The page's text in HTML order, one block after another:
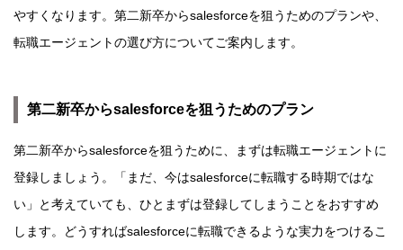
やすくなります。第二新卒からsalesforceを狙うためのプランや、
転職エージェントの選び方についてご案内します。
第二新卒からsalesforceを狙うためのプラン
第二新卒からsalesforceを狙うために、まずは転職エージェントに
登録しましょう。「まだ、今はsalesforceに転職する時期ではな
い」と考えていても、ひとまずは登録してしまうことをおすすめ
します。どうすればsalesforceに転職できるような実力をつけるこ